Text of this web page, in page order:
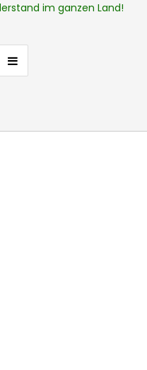
im ganzen Land!